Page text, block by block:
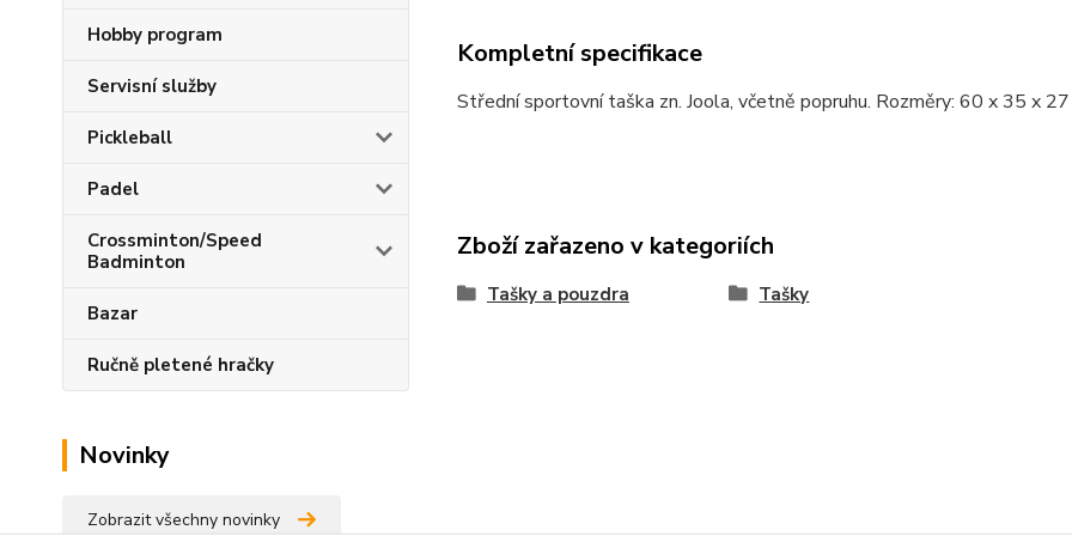
Hobby program
Servisní služby
Pickleball
Padel
Crossminton/Speed
Badminton
Bazar
Ručně pletené hračky
Novinky
Zobrazit všechny novinky
Kompletní specifikace
Střední sportovní taška zn. Joola, včetně popruhu. Rozměry: 60 x 35 x
Zboží zařazeno v kategoriích
Tašky a pouzdra Tašky